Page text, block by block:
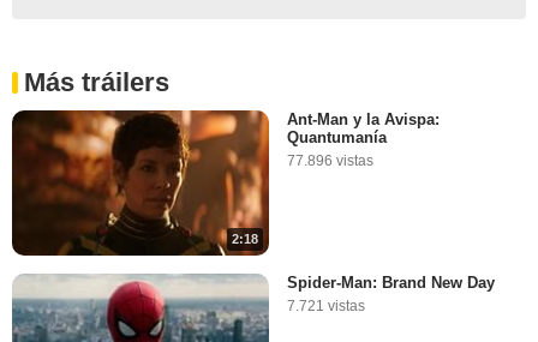
Más tráilers
2:18
Ant-Man y la Avispa:
Quantumanía
77.896 vistas
Spider-Man: Brand New Day
7.721 vistas